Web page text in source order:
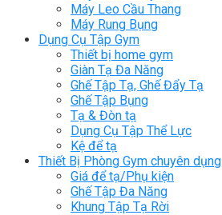
Máy Leo Cầu Thang
Máy Rung Bụng
Dụng Cụ Tập Gym
Thiết bị home gym
Giàn Tạ Đa Năng
Ghế Tập Tạ, Ghế Đẩy Tạ
Ghế Tập Bụng
Tạ & Đòn tạ
Dụng Cụ Tập Thể Lực
Kệ để tạ
Thiết Bị Phòng Gym chuyên dụng
Giá để tạ/Phụ kiện
Ghế Tập Đa Năng
Khung Tập Tạ Rời